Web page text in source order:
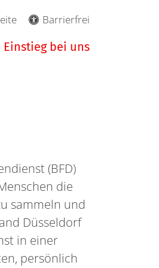
Barrierfrei
Einstieg bei uns
(BFD)
die
sammeln und
Düsseldorf
in einer
persönlich